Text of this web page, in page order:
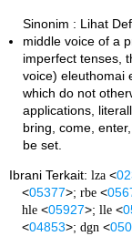
Sinonim : Lihat
middle voice of a
imperfect tenses,
voice) eleuthomai
which do not
applications,
bring, come,
be set.
Ibrani Terkait: lza <
<05377>;rbe <
hle <05927>;lle <
<04853>;dgn <